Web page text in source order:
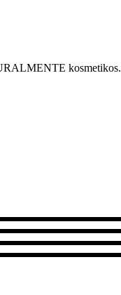
kosmetikos.